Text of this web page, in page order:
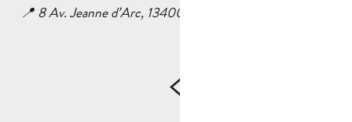
📍 8 Av. Jeanne d’Arc, 13400 Aubagne